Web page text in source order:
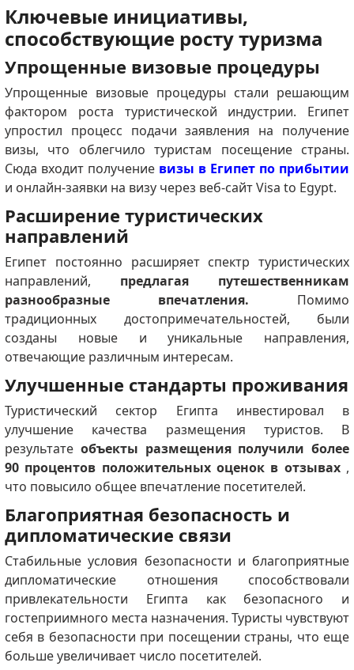
Ключевые инициативы,
способствующие росту туризма
Упрощенные визовые процедуры
Упрощенные визовые процедуры стали решающим
фактором роста туристической индустрии. Египет
упростил процесс подачи заявления на получение
визы, что облегчило туристам посещение страны.
Сюда входит получение визы в Египет по прибытии
и онлайн-заявки на визу через веб-сайт Visa to Egypt.
Расширение туристических
направлений
Египет постоянно расширяет спектр туристических
направлений, предлагая путешественникам
разнообразные впечатления. Помимо
традиционных достопримечательностей, были
созданы новые и уникальные направления,
отвечающие различным интересам.
Улучшенные стандарты проживания
Туристический сектор Египта инвестировал в
улучшение качества размещения туристов. В
результате объекты размещения получили более
90 процентов положительных оценок в отзывах,
что повысило общее впечатление посетителей.
Благоприятная безопасность и
дипломатические связи
Стабильные условия безопасности и благоприятные
дипломатические отношения способствовали
привлекательности Египта как безопасного и
гостеприимного места назначения.Туристы чувствуют
себя в безопасности при посещении страны, что еще
больше увеличивает число посетителей.